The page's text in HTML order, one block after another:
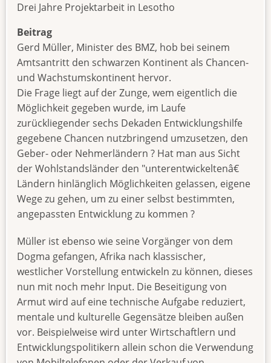
Drei Jahre Projektarbeit in Lesotho
Beitrag
Gerd Müller, Minister des BMZ, hob bei seinem
Amtsantritt den schwarzen Kontinent als Chancen-
und Wachstumskontinent hervor.
Die Frage liegt auf der Zunge, wem eigentlich die
Möglichkeit gegeben wurde, im Laufe
zurückliegender sechs Dekaden Entwicklungshilfe
gegebene Chancen nutzbringend umzusetzen, den
Geber- oder Nehmerländern ? Hat man aus Sicht
der Wohlstandsländer den "unterentwickeltenâ€
Ländern hinlänglich Möglichkeiten gelassen, eigene
Wege zu gehen, um zu einer selbst bestimmten,
angepassten Entwicklung zu kommen ?
Müller ist ebenso wie seine Vorgänger von dem
Dogma gefangen, Afrika nach klassischer,
westlicher Vorstellung entwickeln zu können, dieses
nun mit noch mehr Input. Die Beseitigung von
Armut wird auf eine technische Aufgabe reduziert,
mentale und kulturelle Gegensätze bleiben außen
vor. Beispielweise wird unter Wirtschaftlern und
Entwicklungspolitikern allein schon die Verwendung